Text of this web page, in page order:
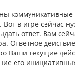
Вот в игре сейчас
ответ. Вам
Ответное
Ваши текущие
его